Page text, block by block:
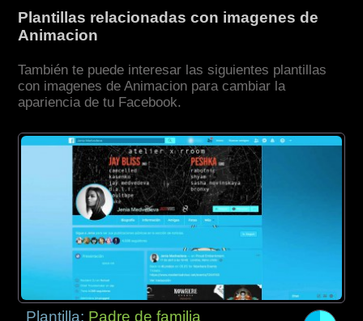
Plantillas relacionadas con imagenes de
Animacion
También te puede interesar las siguientes plantillas
con imagenes de Animacion para cambiar la
apariencia de tu Facebook.
Plantilla: Padre de familia